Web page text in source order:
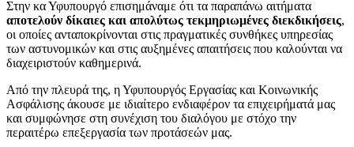
Στην κα Υφυπουργό επισημάναμε ότι τα παραπάνω αιτήματα
αποτελούν δίκαιες και απολύτως τεκμηριωμένες διεκδικήσεις,
οι οποίες ανταποκρίνονται στις πραγματικές συνθήκες υπηρεσίας
των αστυνομικών και στις αυξημένες απαιτήσεις που καλούνται να
διαχειριστούν καθημερινά.
Από την πλευρά της, η Υφυπουργός Εργασίας και Κοινωνικής
Ασφάλισης άκουσε με ιδιαίτερο ενδιαφέρον τα επιχειρήματά μας
και συμφώνησε στη συνέχιση του διαλόγου με στόχο την
περαιτέρω επεξεργασία των προτάσεών μας.